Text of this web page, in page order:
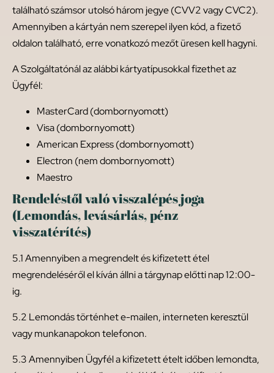
található számsor utolsó három jegye (CVV2 vagy CVC2).
Amennyiben a kártyán nem szerepel ilyen kód, a fizető
oldalon található, erre vonatkozó mezőt üresen kell hagyni.
A Szolgáltatónál az alábbi kártyatípusokkal fizethet az
Ügyfél:
MasterCard (dombornyomott)
Visa (dombornyomott)
American Express (dombornyomott)
Electron (nem dombornyomott)
Maestro
Rendeléstől való visszalépés joga
(Lemondás, levásárlás, pénz
visszatérítés)
5.1 Amennyiben a megrendelt és kifizetett étel
megrendeléséről el kíván állni a tárgynap előtti nap 12:00-
ig.
5.2 Lemondás történhet e-mailen, interneten keresztül
vagy munkanapokon telefonon.
5.3 Amennyiben Ügyfél a kifizetett ételt időben lemondta,